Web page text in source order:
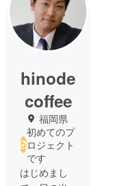
hinode
coffee
福岡県
初めてのプ
ロジェクト
です
はじめまし